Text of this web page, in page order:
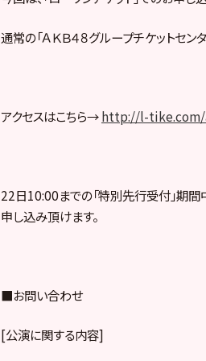
通常の「ＡＫＢ４８グループチケットセ
アクセスはこちら→http://l-
22日10:00までの「特別先行受付」期間
申し込み頂けます。
■お問い合わせ
[公演に関する内容]